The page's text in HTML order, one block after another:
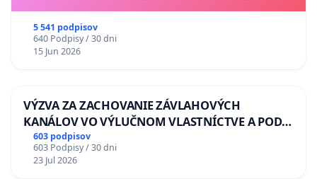
5 541 podpisov
640 Podpisy / 30 dni
15 Jun 2026
VÝZVA ZA ZACHOVANIE ZÁVLAHOVÝCH
KANÁLOV VO VÝLUČNOM VLASTNÍCTVE A POD
KONTROLOU SLOVENSKEJ REPUBLIKY & žiadosť
na riešenie zanedbaného stavu závlahových a
odvodňovacích kanálov na Slovensku
603 podpisov
603 Podpisy / 30 dni
23 Jul 2026